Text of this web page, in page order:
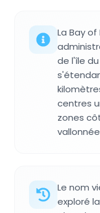
La Bay
de l'île
centres
zones
Le nom
exploré